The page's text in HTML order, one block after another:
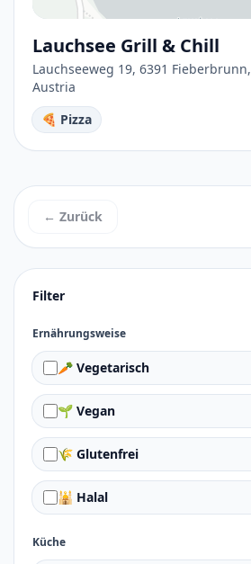
Filter
Ernährungsweise
🥕 Vegetarisch
🌱 Vegan
🌾 Glutenfrei
🕌 Halal
Küche
Lauchsee Grill & Chill
Lauchseeweg 19, 6391 Fieberbrunn,
Austria
🍕 Pizza
← Zurück